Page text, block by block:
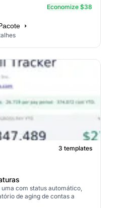
Economize $38
›
3 templates
com status automático,
de aging de contas a